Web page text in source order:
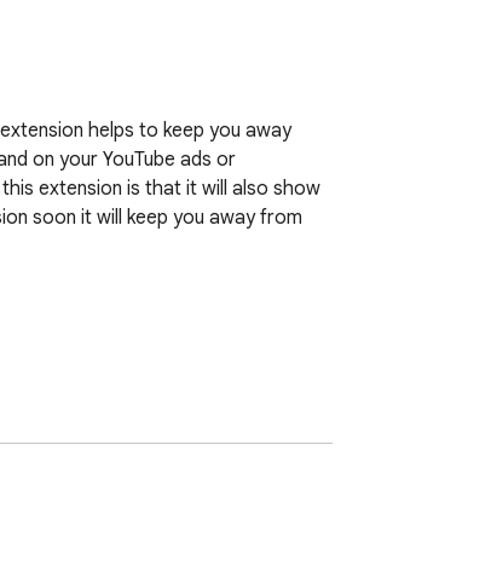
helps to keep you away
on your YouTube ads or
extension is that it will also show
soon it will keep you away from
don't believe it, you can try it. I am